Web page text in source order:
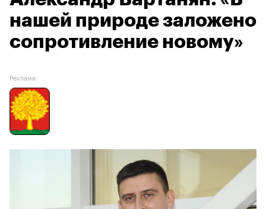
нашей природе заложено
сопротивление новому»
Реклама: